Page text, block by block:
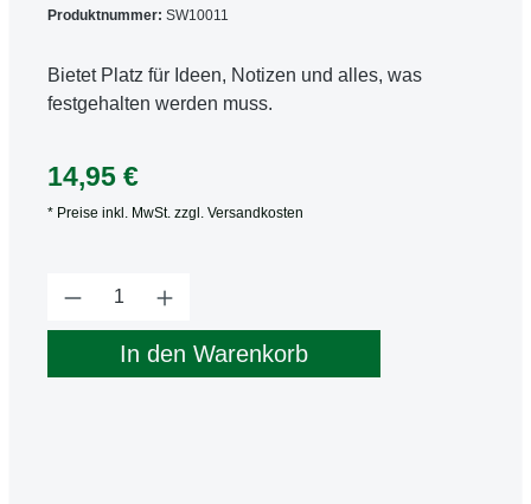
Produktnummer: SW10011
Bietet Platz für Ideen, Notizen und alles, was
festgehalten werden muss.
14,95 €
* Preise inkl. MwSt. zzgl. Versandkosten
Produkt Anzahl: Gib den gewünschten
In den Warenkorb